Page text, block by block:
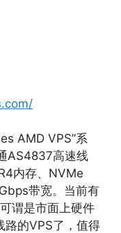
AMD VPS”系
AS4837高速线
内存、NVMe
带宽。当前有
谓是市面上硬件
的VPS了，值得